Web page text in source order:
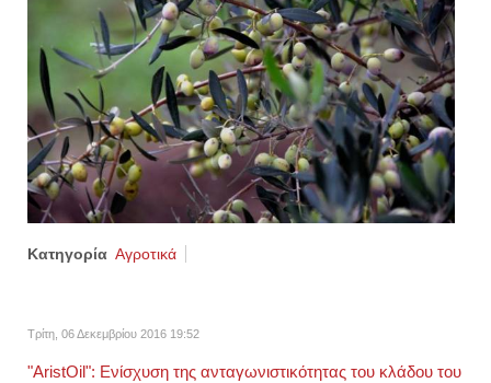
Κατηγορία Αγροτικά
Τρίτη, 06 Δεκεμβρίου 2016 19:52
"AristOil": Ενίσχυση της ανταγωνιστικότητας του κλάδου του